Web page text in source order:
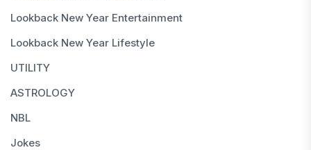
Lookback New Year Entertainment
Lookback New Year Lifestyle
UTILITY
ASTROLOGY
NBL
Jokes